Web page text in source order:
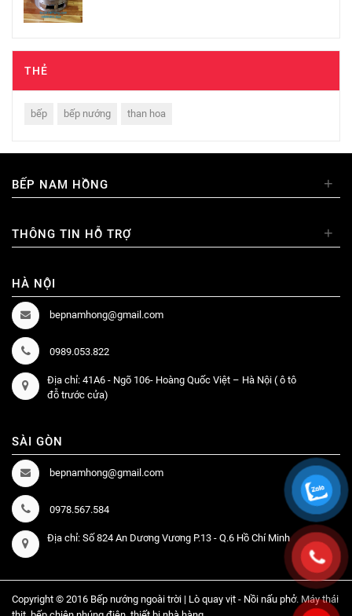
THẺ
bếp bếp nướng than hoa
BẾP NAM HỒNG +
THÔNG TIN HỖ TRỢ +
HÀ NỘI
bepnamhong@gmail.com
0989.053.822
Địa chỉ: 41A6 - Ngõ 106- Hoàng Quốc Việt – Hà Nội ( ô tô
đỗ trước cửa)
SÀI GÒN
bepnamhong@gmail.com
0978.567.584
Địa chỉ: Số 824 An Dương Vương P.13 - Q.6 Hồ Chí Minh
Copyright © 2016 Bếp nướng ngoài trời | Lò quay vịt - Nồi nấu phở. Máy thái